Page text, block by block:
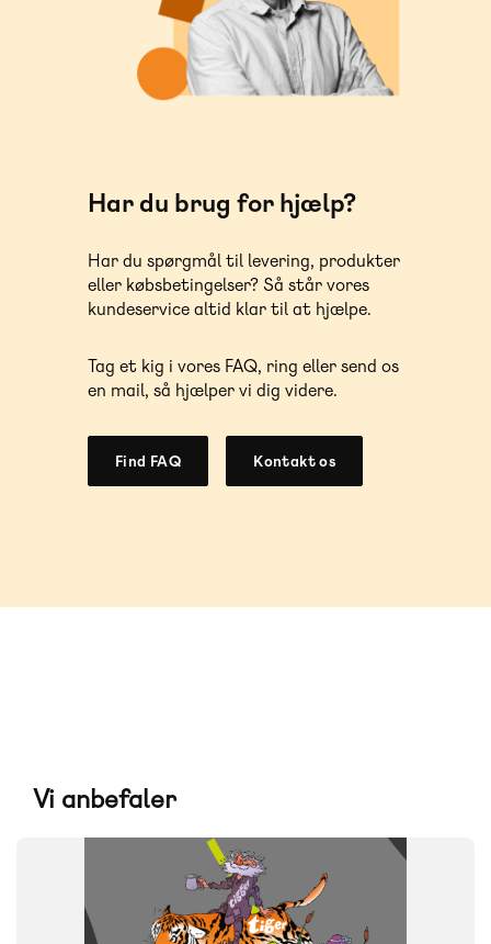
Har du brug for hjælp?
Har du spørgmål til levering, produkter
eller købsbetingelser? Så står vores
kundeservice altid klar til at hjælpe.
Tag et kig i vores FAQ, ring eller send os
en mail, så hjælper vi dig videre.
Find FAQ Kontakt os
Vi anbefaler
NIVEAU